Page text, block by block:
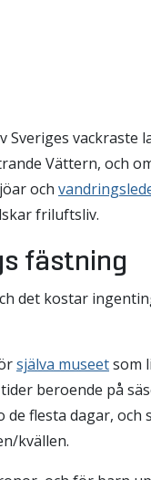
vackraste
Vättern, och
och
friluftsliv.
fästning
det kostar
själva museetsom
beroende på
flesta dagar, och
kvällen.